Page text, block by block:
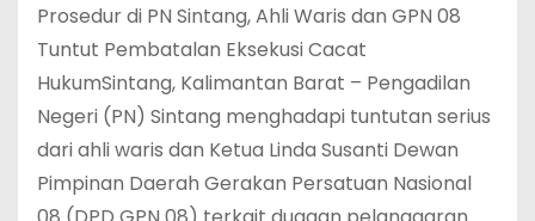
Prosedur di PN Sintang, Ahli Waris dan GPN 08
Tuntut Pembatalan Eksekusi Cacat
HukumSintang, Kalimantan Barat – Pengadilan
Negeri (PN) Sintang menghadapi tuntutan serius
dari ahli waris dan Ketua Linda Susanti Dewan
Pimpinan Daerah Gerakan Persatuan Nasional